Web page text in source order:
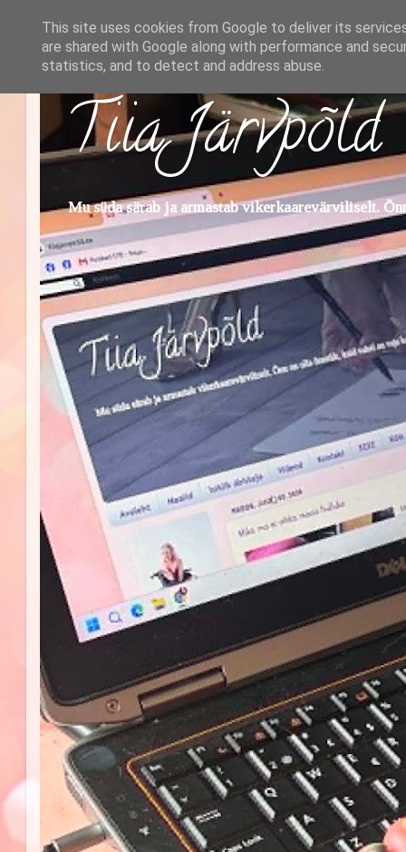
Tiia Järvpõld
Mu süda särab ja armastab vikerkaarevärviliselt.
This site uses cookies from Google to deliver its
are shared with Google along with performance and
statistics, and to detect and address abuse.